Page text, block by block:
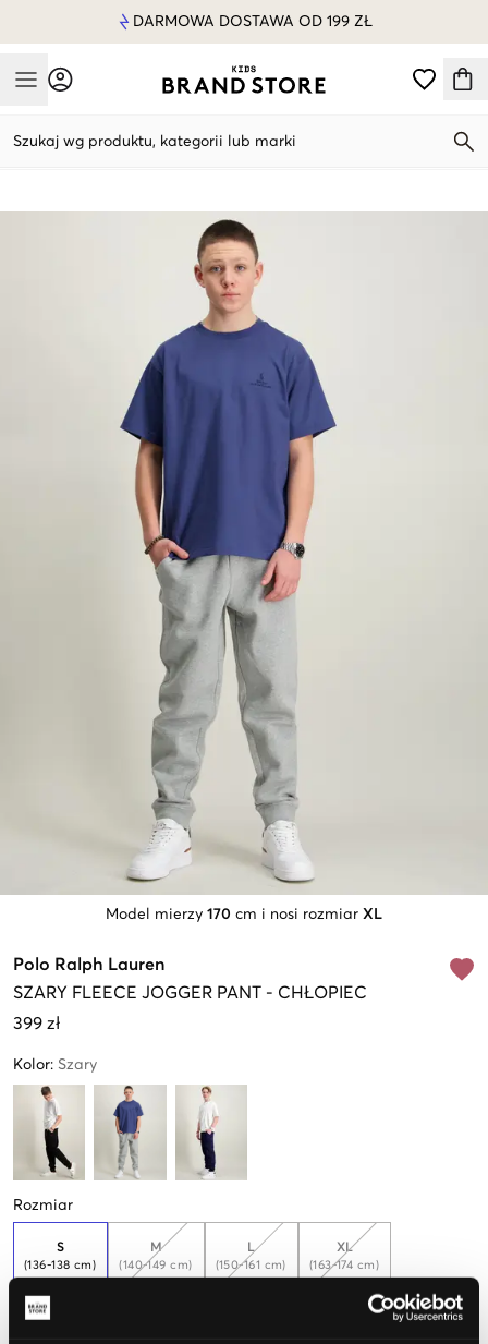
DARMOWA DOSTAWA OD 199 ZŁ
Mobile Menu
Szukaj wg produktu, kategorii lub marki
Model mierzy 170 cm i nosi rozmiar XL
Polo Ralph Lauren
SZARY FLEECE JOGGER PANT - CHŁOPIEC
399 zł
Kolor: Szary
Rozmiar
S
(136-138 cm)
Tylko
dostępny
M
(140-149 cm)
L
(150-161 cm)
XL
(163-174 cm)